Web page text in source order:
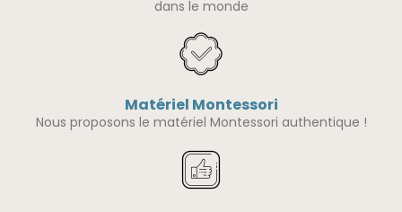
dans le monde
Matériel Montessori
Nous proposons le matériel Montessori authentique !